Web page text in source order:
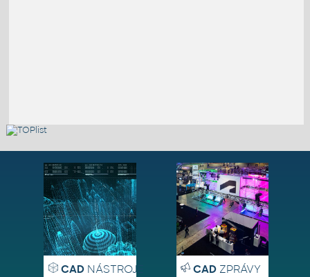
CADNÁSTROJE CADZPRÁVY